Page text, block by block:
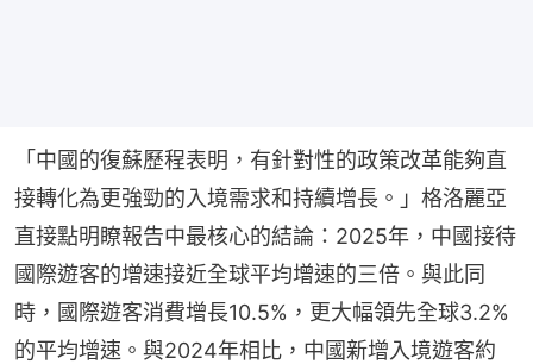
「中國的復蘇歷程表明，有針對性的政策改革能夠直
接轉化為更強勁的入境需求和持續增長。」格洛麗亞
直接點明瞭報告中最核心的結論：2025年，中國接待
國際遊客的增速接近全球平均增速的三倍。與此同
時，國際遊客消費增長10.5%，更大幅領先全球3.2%
的平均增速。與2024年相比，中國新增入境遊客約